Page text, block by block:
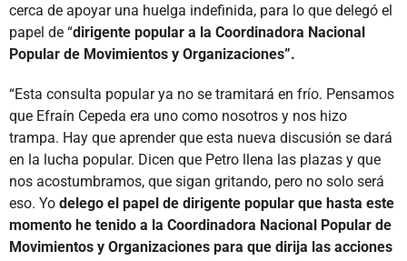
cerca de apoyar una huelga indefinida, para lo que delegó el
papel de “dirigente popular a la Coordinadora Nacional
Popular de Movimientos y Organizaciones”.
“Esta consulta popular ya no se tramitará en frío. Pensamos
que Efraín Cepeda era uno como nosotros y nos hizo
trampa. Hay que aprender que esta nueva discusión se dará
en la lucha popular. Dicen que Petro llena las plazas y que
nos acostumbramos, que sigan gritando, pero no solo será
eso. Yo delego el papel de dirigente popular que hasta este
momento he tenido a la Coordinadora Nacional Popular de
Movimientos y Organizaciones para que dirija las acciones